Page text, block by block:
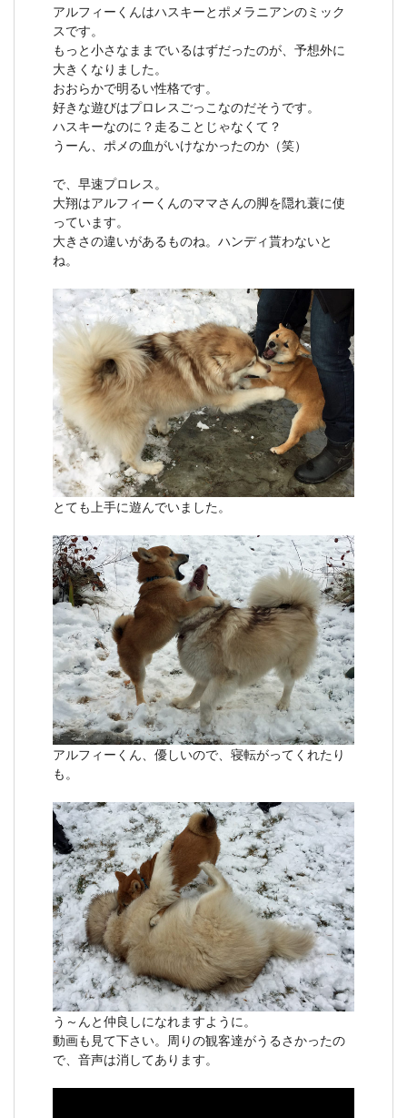
アルフィーくんはハスキーとポメラニアンのミック
スです。
もっと小さなままでいるはずだったのが、予想外に
大きくなりました。
おおらかで明るい性格です。
好きな遊びはプロレスごっこなのだそうです。
ハスキーなのに？走ることじゃなくて？
うーん、ポメの血がいけなかったのか（笑）
で、早速プロレス。
大翔はアルフィーくんのママさんの脚を隠れ蓑に使
っています。
大きさの違いがあるものね。ハンディ貰わないと
ね。
とても上手に遊んでいました。
アルフィーくん、優しいので、寝転がってくれたり
も。
う～んと仲良しになれますように。
動画も見て下さい。周りの観客達がうるさかったの
で、音声は消してあります。